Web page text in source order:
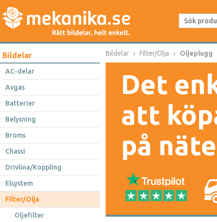
Bildelar
AC-delar
Avgas
Batterier
Belysning
Broms
Chassi
Drivlina/Koppling
Elsystem
Filter/Olja
Oljefilter
Bildelar Filter/Olja Oljeplugg
Det
att
på